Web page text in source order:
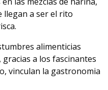
llegan a ser el rito
alimenticias
a los fascinantes
vinculan la gastronomia